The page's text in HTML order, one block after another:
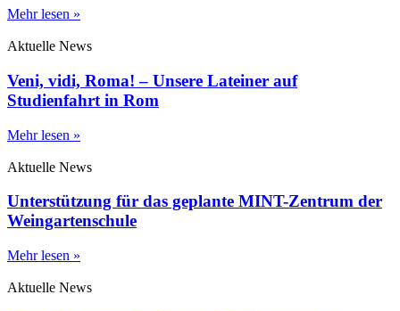
Mehr lesen »
Aktuelle News
Veni, vidi, Roma! – Unsere Lateiner auf
Studienfahrt in Rom
Mehr lesen »
Aktuelle News
Unterstützung für das geplante MINT-Zentrum der
Weingartenschule
Mehr lesen »
Aktuelle News